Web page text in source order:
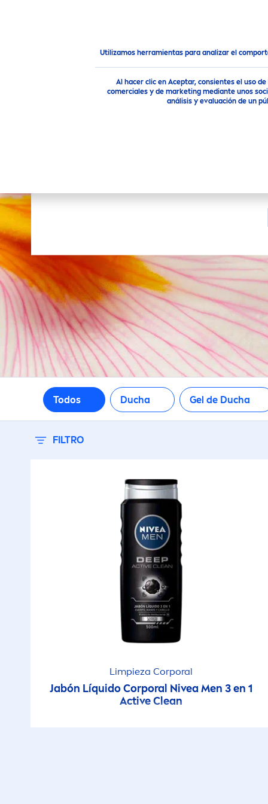
Utilizamos herramientas para analizar el
Al hacer clic en Aceptar, consientes el uso
comerciales y de marketing mediante unos
análisis y evaluación de un
Cuidado Corporal Limpieza Corporal
Todos Ducha Gel de Ducha
FILTRO
PROPIEDADES
Con aceites naturales
Fórmula biodegradable
Hecho con materiales
reciclables
Limpieza
Para consentir
Reciclable
Sostenibilidad (NIVEA)
Uso diario
GAMA
Limpieza Corporal
Jabón Líquido Corporal NiveaMen 3 en 1
ActiveClean